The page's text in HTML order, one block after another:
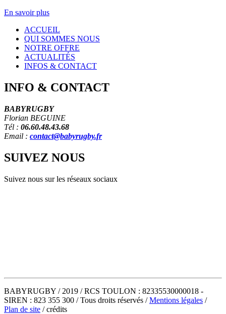
En savoir plus
ACCUEIL
QUI SOMMES NOUS
NOTRE OFFRE
ACTUALITÉS
INFOS & CONTACT
INFO & CONTACT
BABYRUGBY
Florian BEGUINE
Tél : 06.60.48.43.68
Email : contact@babyrugby.fr
SUIVEZ NOUS
Suivez nous sur les réseaux sociaux
BABYRUGBY / 2019 / RCS TOULON : 82335530000018 -
SIREN : 823 355 300 / Tous droits réservés /Mentions légales /
Plan de site / crédits